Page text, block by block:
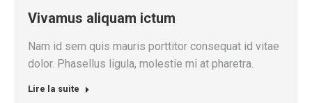
Vivamus aliquam ictum
Nam id sem quis mauris porttitor consequat id vitae
dolor. Phasellus ligula, molestie mi at pharetra.
Lire la suite